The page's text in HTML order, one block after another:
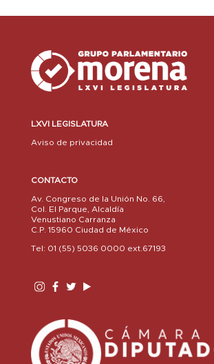
LXVI LEGISLATURA
Aviso de privacidad
CONTACTO
Av. Congreso de la Unión No. 66,
Col. El Parque, Alcaldía
Venustiano Carranza
C.P. 15960 Ciudad de México
Tel: 01 (55) 5036 0000 ext.67193